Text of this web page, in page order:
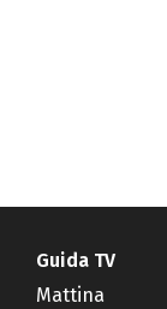
Guida TV
Mattina